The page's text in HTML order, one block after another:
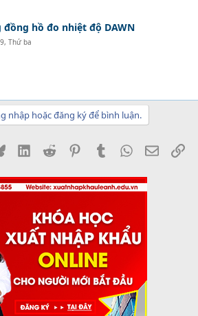
hồ đo nhiệt độ DAWN
Thứ ba
nhập hoặc đăng ký để bình luận.
BlueskyLinkedInReddit PinterestTumblrWhatsApp
Email